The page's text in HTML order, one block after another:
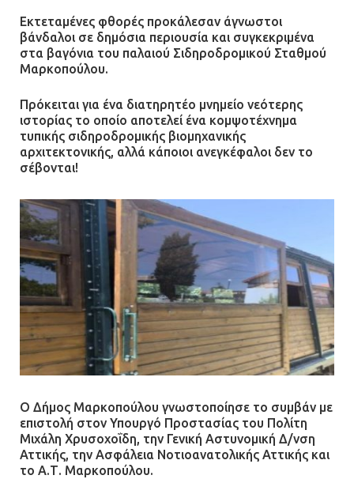
Εκτεταμένες φθορές προκάλεσαν άγνωστοι
βάνδαλοι σε δημόσια περιουσία και συγκεκριμένα
στα βαγόνια του παλαιού Σιδηροδρομικού Σταθμού
Μαρκοπούλου.
Πρόκειται για ένα διατηρητέο μνημείο νεότερης
ιστορίας το οποίο αποτελεί ένα κομψοτέχνημα
τυπικής σιδηροδρομικής βιομηχανικής
αρχιτεκτονικής, αλλά κάποιοι ανεγκέφαλοι δεν το
σέβονται!
Ο Δήμος Μαρκοπούλου γνωστοποίησε το συμβάν με
επιστολή στον Υπουργό Προστασίας του Πολίτη
Μιχάλη Χρυσοχοΐδη, την Γενική Αστυνομική Δ/νση
Αττικής, την Ασφάλεια Νοτιοανατολικής Αττικής και
το Α.Τ. Μαρκοπούλου.